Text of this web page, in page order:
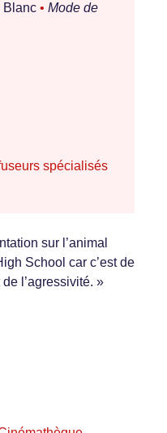
Blanc • Mode de
spécialisés
sur l’animal
School car c’est de
l’agressivité. »